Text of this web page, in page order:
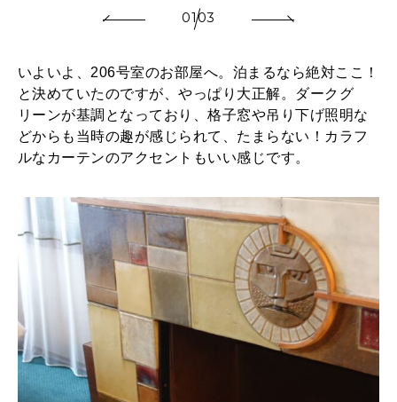
0103
いよいよ、206号室のお部屋へ。泊まるなら絶対ここ！
と決めていたのですが、やっぱり大正解。ダークグ
リーンが基調となっており、格子窓や吊り下げ照明な
どからも当時の趣が感じられて、たまらない！カラフ
ルなカーテンのアクセントもいい感じです。